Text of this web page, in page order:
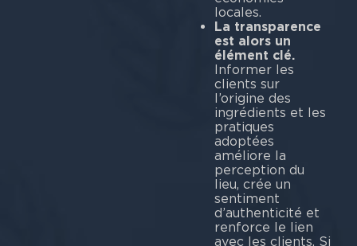
locales.
La transparence
est alors un
élément clé.
Informer les
clients sur
l’origine des
ingrédients et les
pratiques
adoptées
améliore la
perception du
lieu, crée un
sentiment
d’authenticité et
renforce le lien
avec les clients. Si